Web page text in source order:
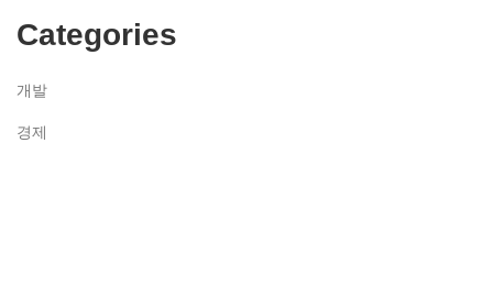
Categories
개발
경제